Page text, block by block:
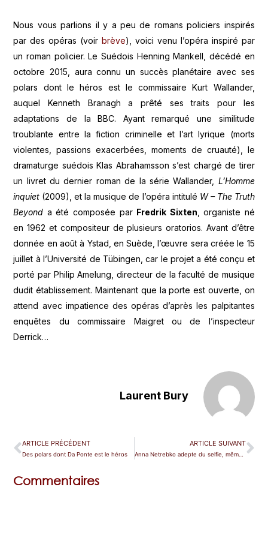
Nous vous parlions il y a peu de romans policiers inspirés
par des opéras (voirbrève), voici venu l’opéra inspiré par
un roman policier. Le Suédois Henning Mankell, décédé en
octobre 2015, aura connu un succès planétaire avec ses
polars dont le héros est le commissaire Kurt Wallander,
auquel Kenneth Branagh a prêté ses traits pour les
adaptations de la BBC. Ayant remarqué une similitude
troublante entre la fiction criminelle et l’art lyrique (morts
violentes, passions exacerbées, moments de cruauté), le
dramaturge suédois Klas Abrahamsson s’est chargé de tirer
un livret du dernier roman de la série Wallander, L’Homme
inquiet (2009), et la musique de l’opéra intitulé W – The Truth
Beyond a été composée par Fredrik Sixten , organiste né
en 1962 et compositeur de plusieurs oratorios. Avant d’être
donnée en août à Ystad, en Suède, l’œuvre sera créée le 15
juillet à l’Université de Tübingen, car le projet a été conçu et
porté par Philip Amelung, directeur de la faculté de musique
dudit établissement. Maintenant que la porte est ouverte, on
attend avec impatience des opéras d’après les palpitantes
enquêtes du commissaire Maigret ou de l’inspecteur
Derrick…
Laurent Bury
ARTICLE PRÉCÉDENT
Des polars dont Da Ponte est le héros
ARTICLE SUIVANT
Anna Netrebko adepte du selfie, même sur scène
Commentaires